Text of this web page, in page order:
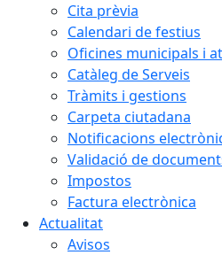
Cita prèvia
Calendari de festius
Oficines municipals i
Catàleg de Serveis
Tràmits i gestions
Carpeta ciutadana
Notificacions
Validació de
Impostos
Factura electrònica
Actualitat
Avisos